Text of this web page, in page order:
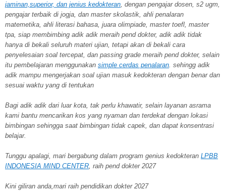
jaminan,superior, dan jenius kedokteran, dengan pengajar dosen, s2 ugm,
pengajar terbaik di jogja, dan master skolastik, ahli penalaran
matemetika, ahli literasi bahasa, juara olimpiade, master toefl, master
tpa, siap membimbing adik adik meraih pend dokter, adik adik tidak
hanya di bekali seluruh materi ujian, tetapi akan di bekali cara
penyelesaian soal tercepat, dan passing grade meraih pend dokter, selain
itu pembelajaran menggunakan simple cerdas penalaran. sehingg adik
adik mampu mengerjakan soal ujian masuk kedokteran dengan benar dan
sesuai waktu yang di tentukan
Bagi adik adik dari luar kota, tak perlu khawatir, selain layanan asrama
kami bantu mencarikan kos yang nyaman dan terdekat dengan lokasi
bimbingan sehingga saat bimbingan tidak capek, dan dapat konsentrasi
belajar.
Tunggu apalagi, mari bergabung dalam program genius kedokteran LPBB
INDONESIA MIND CENTER, raih pend dokter 2027
Kini giliran anda,mari raih pendidikan dokter 2027